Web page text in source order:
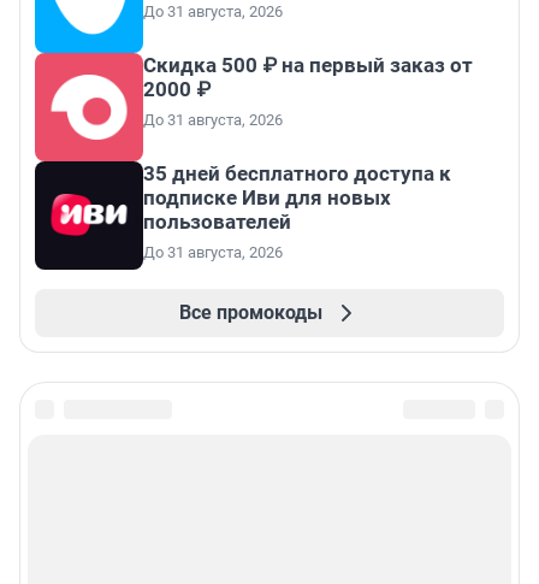
До 31 августа, 2026
Скидка 500 ₽ на первый заказ от
2000 ₽
До 31 августа, 2026
35 дней бесплатного доступа к
подписке Иви для новых
пользователей
До 31 августа, 2026
Все промокоды